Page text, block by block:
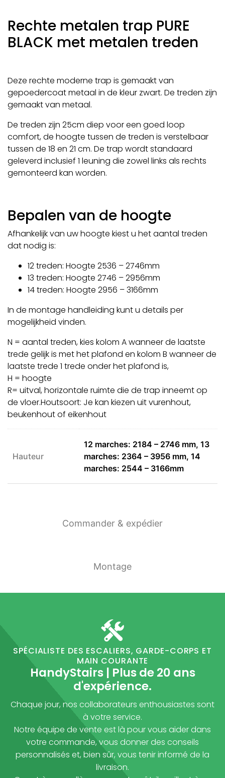
Commander & expédier
Montage
Rechte metalen trap PURE
BLACK met metalen treden
Deze rechte moderne trap is gemaakt van
gepoedercoat metaal in de kleur zwart. De treden zijn
gemaakt van metaal.
De treden zijn 25cm diep voor een goed loop
comfort, de hoogte tussen de treden is verstelbaar
tussen de 18 en 21 cm. De trap wordt standaard
geleverd inclusief 1 leuning die zowel links als rechts
gemonteerd kan worden.
Bepalen van de hoogte
Afhankelijk van uw hoogte kiest u het aantal treden
dat nodig is:
12 treden: Hoogte 2536 – 2746mm
13 treden: Hoogte 2746 – 2956mm
14 treden: Hoogte 2956 – 3166mm
In de montage handleiding kunt u details per
mogelijkheid vinden.
N = aantal treden, kies kolom A wanneer de laatste
trede gelijk is met het plafond en kolom B wanneer de
laatste trede 1 trede onder het plafond is,
H = hoogte
R= uitval, horizontale ruimte die de trap inneemt op
de vloer.Houtsoort: Je kan kiezen uit vurenhout,
beukenhout of eikenhout
Hauteur
12 marches: 2184 – 2746 mm, 13
marches: 2364 – 3956 mm, 14
marches: 2544 – 3166mm
SPÉCIALISTE DES ESCALIERS, GARDE-CORPS ET
MAIN COURANTE
HandyStairs | Plus de 20 ans
d'expérience.
Chaque jour, nos collaborateurs enthousiastes sont
à votre service.
Notre équipe de vente est là pour vous aider dans
votre commande, vous donner des conseils
personnalisés et, bien sûr, vous tenir informé de la
livraison.